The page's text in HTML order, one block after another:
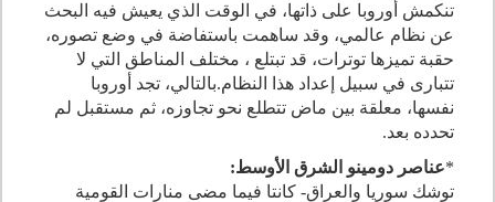
تنكمش أوروبا على ذاتها، في الوقت الذي يعيش فيه البحث
عن نظام عالمي، وقد ساهمت باستفاضة في وضع تصوره،
حقبة تميزها توترات، قد تبتلع ، مختلف المناطق التي لا
تتبارى في سبيل إعداد هذا النظام.بالتالي، تجد أوروبا
نفسها، معلقة بين ماض تتطلع نحو تجاوزه، ثم مستقبل لم
تحدده بعد.
*عناصر دومينو الشرق الأوسط:
توشك سوريا والعراق- كانتا فيما مضى منارات القومية